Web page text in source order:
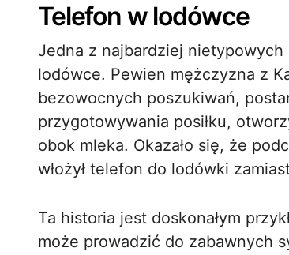
Telefon w lodówce
Jedna z najbardziej
lodówce. Pewien mężczyzna z
bezowocnych poszukiwań,
przygotowywania posiłku,
obok mleka. Okazało się, że
włożył telefon do lodówki
Ta historia jest doskonałym
może prowadzić do zabawnych